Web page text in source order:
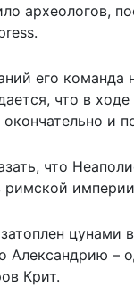
археологов,
.
его команда
что в
и
что
цунами
Александрию –
Крит.